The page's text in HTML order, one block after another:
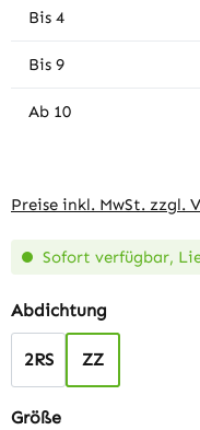
Bis 4
Bis 9
Ab 10
Preise inkl. MwSt. zzgl.
Sofort verfügbar,
Abdichtung
2RS ZZ
Größeauswählen